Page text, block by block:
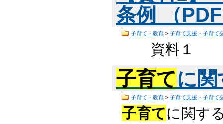
条例 （
子育て・教育> 子育て支援・子育て
資料１
子育てに
子育て・教育> 子育て支援・子育て
子育てに関す